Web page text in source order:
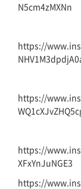
N5cm4zMXNn
https://
https://
https://
XFxYnJuNGE3
https://